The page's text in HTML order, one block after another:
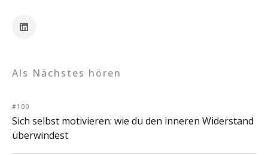
Als Nächstes hören
#100
Sich selbst motivieren: wie du den inneren Widerstand
überwindest